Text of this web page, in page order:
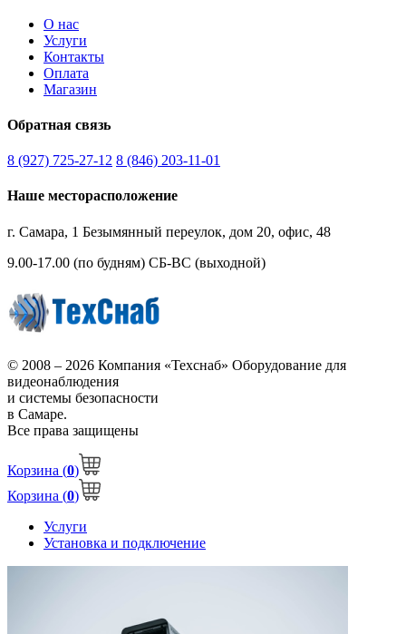
О нас
Услуги
Контакты
Оплата
Магазин
Обратная связь
8 (927) 725-27-12 8 (846) 203-11-01
Наше месторасположение
г. Самара, 1 Безымянный переулок, дом 20, офис, 48
9.00-17.00 (по будням) СБ-ВС (выходной)
© 2008 – 2026 Компания «Техснаб» Оборудование для
видеонаблюдения
и системы безопасности
в Самаре.
Все права защищены
Корзина (0)
Корзина (0)
Услуги
Установка и подключение